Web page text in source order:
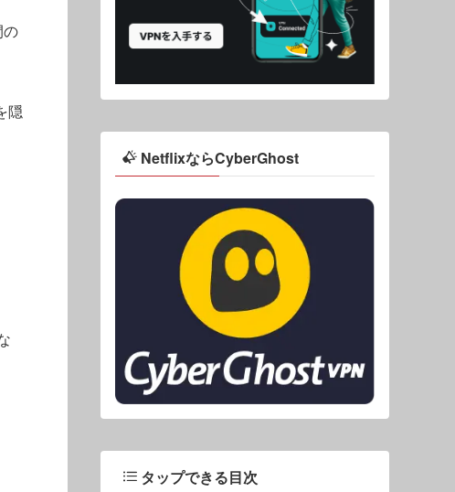
隠
NetflixならCyberGhost
タップできる目次